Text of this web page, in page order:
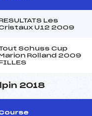
Les
U12 2009
Schuss Cup
Rolland 2009
2018